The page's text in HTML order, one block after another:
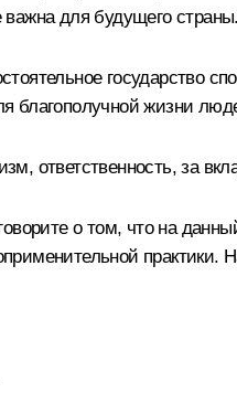
важна для будущего страны.
государство
благополучной жизни
ответственность, за
о том, что на